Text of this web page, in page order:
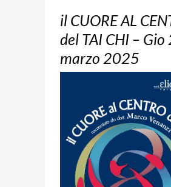
il CUORE AL
del TAI CHI – Gio
marzo 2025